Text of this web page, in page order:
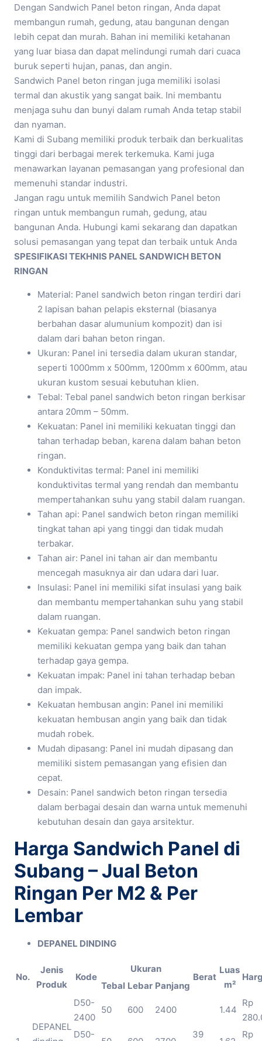
Dengan Sandwich Panel beton ringan, Anda dapat
membangun rumah, gedung, atau bangunan dengan
lebih cepat dan murah. Bahan ini memiliki ketahanan
yang luar biasa dan dapat melindungi rumah dari cuaca
buruk seperti hujan, panas, dan angin.
Sandwich Panel beton ringan juga memiliki isolasi
termal dan akustik yang sangat baik. Ini membantu
menjaga suhu dan bunyi dalam rumah Anda tetap stabil
dan nyaman.
Kami di Subang memiliki produk terbaik dan berkualitas
tinggi dari berbagai merek terkemuka. Kami juga
menawarkan layanan pemasangan yang profesional dan
memenuhi standar industri.
Jangan ragu untuk memilih Sandwich Panel beton
ringan untuk membangun rumah, gedung, atau
bangunan Anda. Hubungi kami sekarang dan dapatkan
solusi pemasangan yang tepat dan terbaik untuk Anda
SPESIFIKASI TEKHNIS PANEL SANDWICH BETON
RINGAN
Material: Panel sandwich beton ringan terdiri dari
2 lapisan bahan pelapis eksternal (biasanya
berbahan dasar alumunium kompozit) dan isi
dalam dari bahan beton ringan.
Ukuran: Panel ini tersedia dalam ukuran standar,
seperti 1000mm x 500mm, 1200mm x 600mm, atau
ukuran kustom sesuai kebutuhan klien.
Tebal: Tebal panel sandwich beton ringan berkisar
antara 20mm – 50mm.
Kekuatan: Panel ini memiliki kekuatan tinggi dan
tahan terhadap beban, karena dalam bahan beton
ringan.
Konduktivitas termal: Panel ini memiliki
konduktivitas termal yang rendah dan membantu
mempertahankan suhu yang stabil dalam ruangan.
Tahan api: Panel sandwich beton ringan memiliki
tingkat tahan api yang tinggi dan tidak mudah
terbakar.
Tahan air: Panel ini tahan air dan membantu
mencegah masuknya air dan udara dari luar.
Insulasi: Panel ini memiliki sifat insulasi yang baik
dan membantu mempertahankan suhu yang stabil
dalam ruangan.
Kekuatan gempa: Panel sandwich beton ringan
memiliki kekuatan gempa yang baik dan tahan
terhadap gaya gempa.
Kekuatan impak: Panel ini tahan terhadap beban
dan impak.
Kekuatan hembusan angin: Panel ini memiliki
kekuatan hembusan angin yang baik dan tidak
mudah robek.
Mudah dipasang: Panel ini mudah dipasang dan
memiliki sistem pemasangan yang efisien dan
cepat.
Desain: Panel sandwich beton ringan tersedia
dalam berbagai desain dan warna untuk memenuhi
kebutuhan desain dan gaya arsitektur.
Harga Sandwich Panel di
Subang – Jual Beton
Ringan Per M2 & Per
Lembar
DEPANEL DINDING
No.
Jenis
Produk
Kode
Ukuran
Berat
Luas
m²
Tebal Lebar Panjang
DEPANEL
D50-
2400
50 600 2400
39
1.44
Rp
D50-
Rp